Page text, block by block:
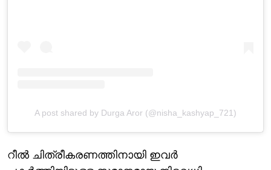
A post shared by Durga Aror (@nisha_kashyap_721)
റീല്‍ ചിത്രീകരണത്തിനായി ഇവര്‍